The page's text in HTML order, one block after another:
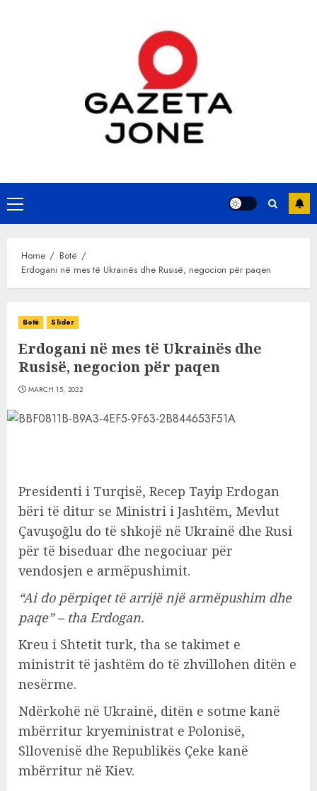
Primary
Menu
Home
Botë
Erdogani në mes të Ukrainës dhe Rusisë, negocion për paqen
Botë Slider
Erdogani në mes të Ukrainës dhe
Rusisë, negocion për paqen
MARCH 15, 2022
Presidenti i Turqisë, Recep Tayip Erdogan
bëri të ditur se Ministri i Jashtëm, Mevlut
Çavuşoğlu do të shkojë në Ukrainë dhe Rusi
për të biseduar dhe negociuar për
vendosjen e armëpushimit.
“Ai do përpiqet të arrijë një armëpushim dhe
paqe” – tha Erdogan.
Kreu i Shtetit turk, tha se takimet e
ministrit të jashtëm do të zhvillohen ditën e
nesërme.
Ndërkohë në Ukrainë, ditën e sotme kanë
mbërritur kryeministrat e Polonisë,
Sllovenisë dhe Republikës Çeke kanë
mbërritur në Kiev.